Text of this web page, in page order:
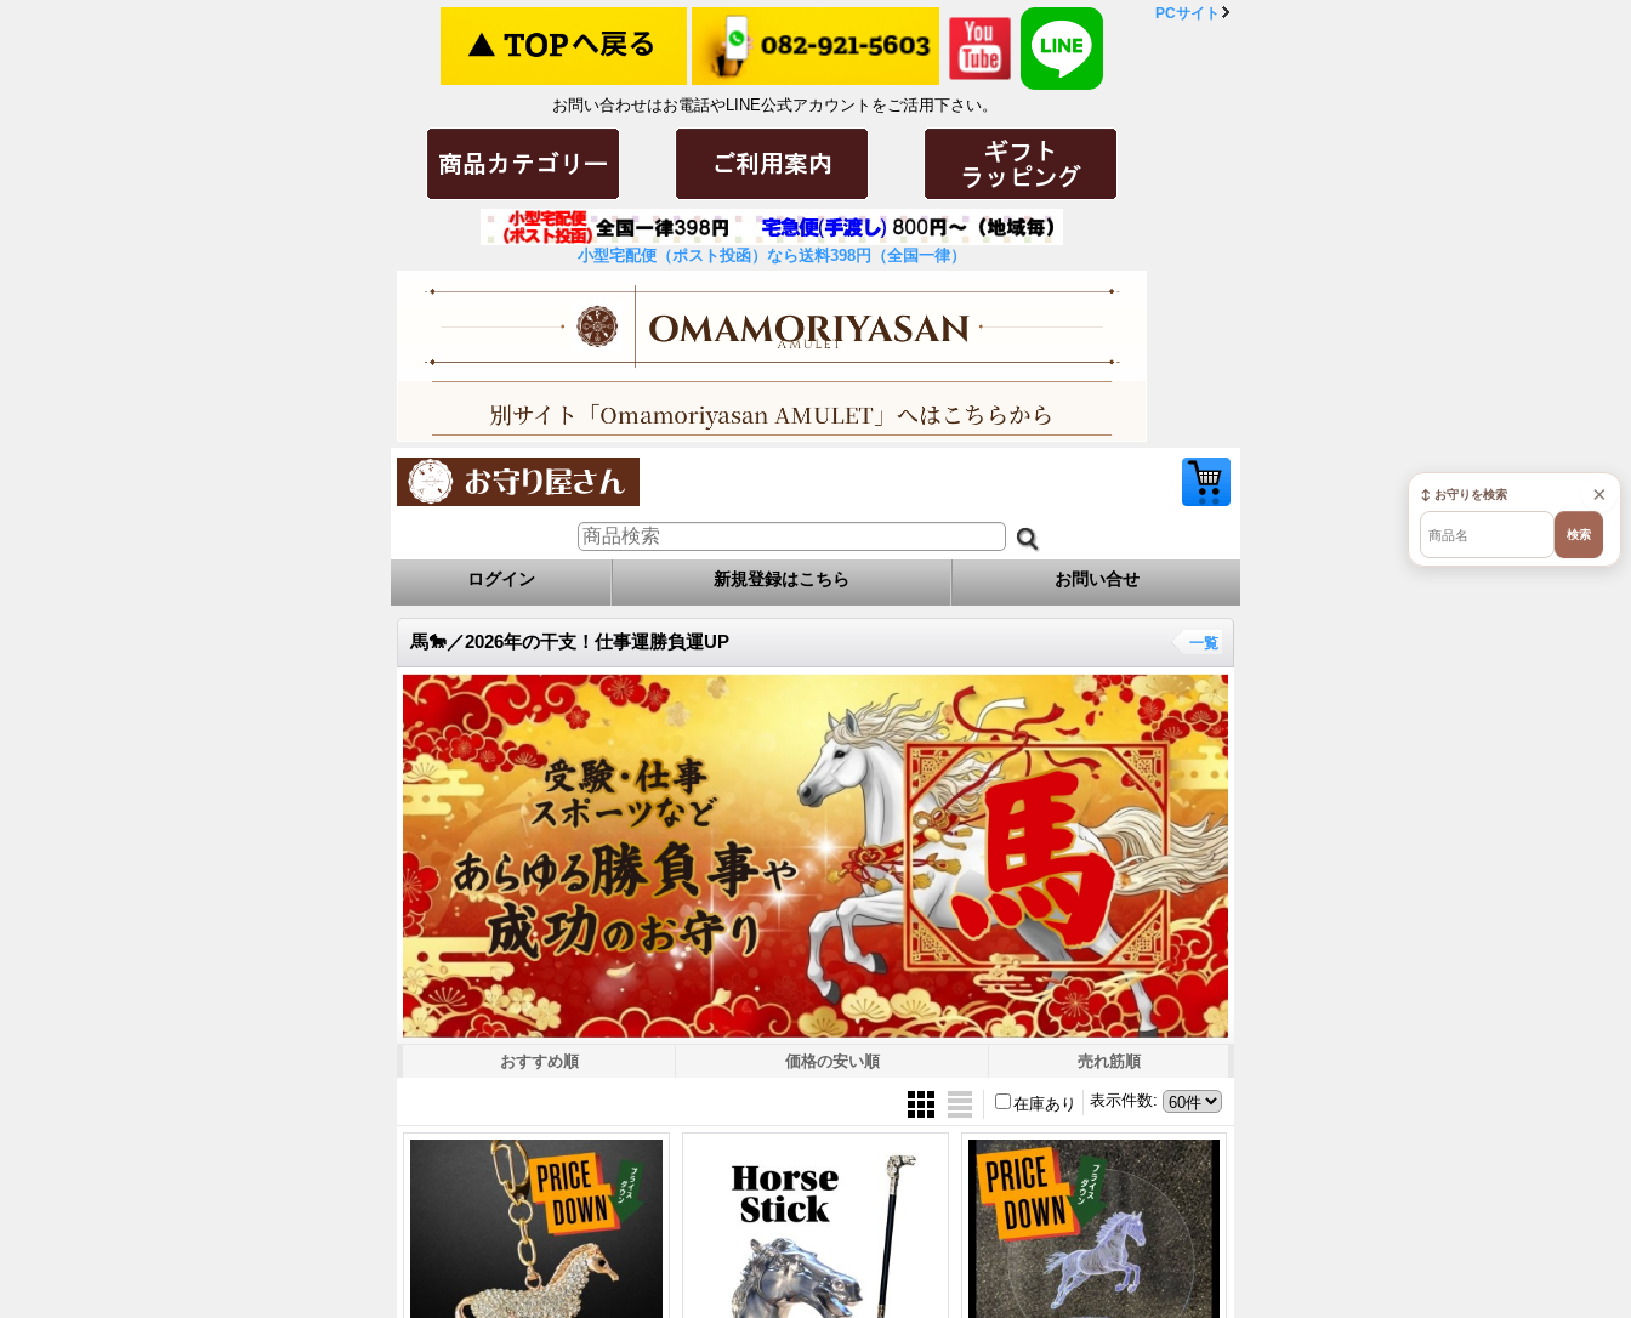
お問い合わせはお電話やLINE公式アカウントをご活用下さい。
小型宅配便（ポスト投函）なら送料398円（全国一律）
PCサイト
ログイン 新規登録はこちら お問い合せ
馬🐎／2026年の干支！仕事運勝負運UP 一覧
おすすめ順 価格の安い順 売れ筋順
表示件数:
在庫あり
×
↕ お守りを検索
検索